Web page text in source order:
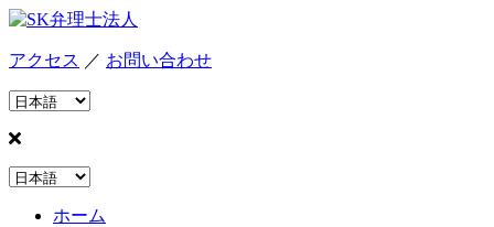
アクセス ／ お問い合わせ
ホーム